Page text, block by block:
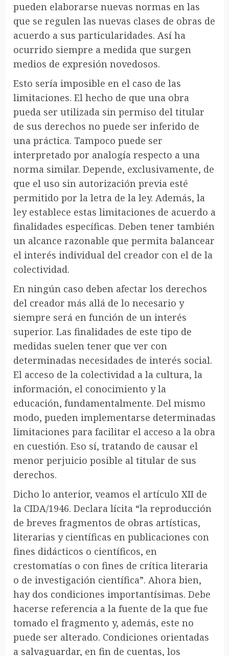
pueden elaborarse nuevas normas en las
que se regulen las nuevas clases de obras de
acuerdo a sus particularidades. Así ha
ocurrido siempre a medida que surgen
medios de expresión novedosos.
Esto sería imposible en el caso de las
limitaciones. El hecho de que una obra
pueda ser utilizada sin permiso del titular
de sus derechos no puede ser inferido de
una práctica. Tampoco puede ser
interpretado por analogía respecto a una
norma similar. Depende, exclusivamente, de
que el uso sin autorización previa esté
permitido por la letra de la ley. Además, la
ley establece estas limitaciones de acuerdo a
finalidades específicas. Deben tener también
un alcance razonable que permita balancear
el interés individual del creador con el de la
colectividad.
En ningún caso deben afectar los derechos
del creador más allá de lo necesario y
siempre será en función de un interés
superior. Las finalidades de este tipo de
medidas suelen tener que ver con
determinadas necesidades de interés social.
El acceso de la colectividad a la cultura, la
información, el conocimiento y la
educación, fundamentalmente. Del mismo
modo, pueden implementarse determinadas
limitaciones para facilitar el acceso a la obra
en cuestión. Eso sí, tratando de causar el
menor perjuicio posible al titular de sus
derechos.
Dicho lo anterior, veamos el artículo XII de
la CIDA/1946. Declara lícita “la reproducción
de breves fragmentos de obras artísticas,
literarias y científicas en publicaciones con
fines didácticos o científicos, en
crestomatías o con fines de crítica literaria
o de investigación científica”. Ahora bien,
hay dos condiciones importantísimas. Debe
hacerse referencia a la fuente de la que fue
tomado el fragmento y, además, este no
puede ser alterado. Condiciones orientadas
a salvaguardar, en fin de cuentas, los